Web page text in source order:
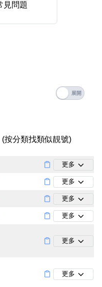
部分類
五行
搜尋
見問題
(按分類找類似靚號)
更多
更多
更多
更多
更多
更多